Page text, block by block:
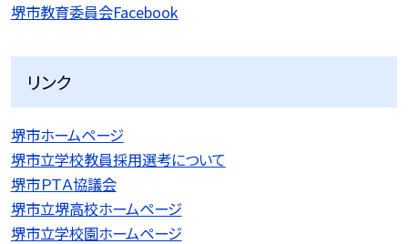
堺市教育委員会Facebook
リンク
堺市ホームページ
堺市立学校教員採用選考について
堺市ＰＴＡ協議会
堺市立堺高校ホームページ
堺市立学校園ホームページ